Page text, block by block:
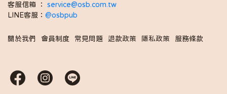
客服信箱 ： service@osb.com.tw
LINE客服： @osbpub
關於我們 會員制度 常見問題 退款政策 隱私政策 服務條款